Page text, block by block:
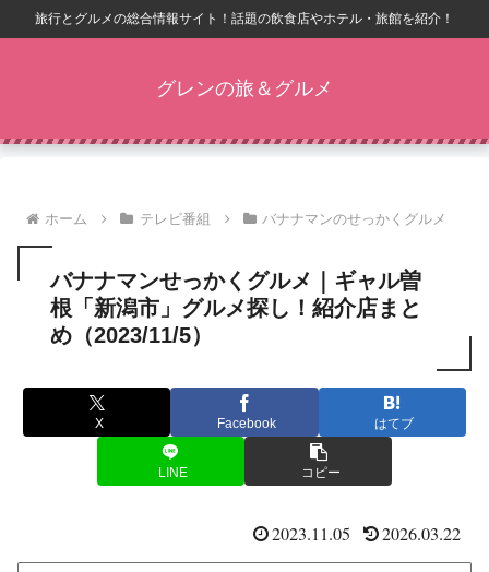
旅行とグルメの総合情報サイト！話題の飲食店やホテル・旅館を紹介！
グレンの旅＆グルメ
ホーム テレビ番組 バナナマンのせっかくグルメ
バナナマンせっかくグルメ｜ギャル曽
根「新潟市」グルメ探し！紹介店まと
め（2023/11/5）
X Facebook はてブ
LINE コピー
2023.11.05 2026.03.22